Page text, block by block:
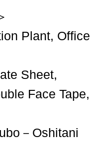
Plant, Office
Sheet,
Face Tape,
－Oshitani